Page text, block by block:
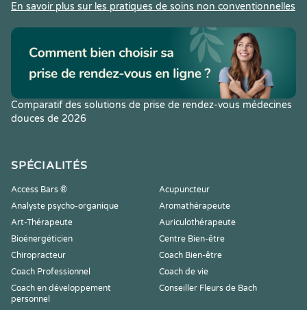
En savoir plus sur les pratiques de soins non conventionnelles
Comparatif des solutions de prise de rendez-vous médecines
douces de 2026
SPÉCIALITÉS
Access Bars ®
Acupuncteur
Analyste psycho-organique
Aromathérapeute
Art-Thérapeute
Auriculothérapeute
Bioénergéticien
Centre Bien-être
Chiropracteur
Coach Bien-être
Coach Professionnel
Coach de vie
Coach en développement
personnel
Conseiller Fleurs de Bach